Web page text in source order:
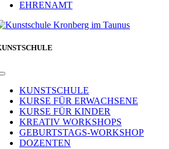
EHRENAMT
Toggle
NavigationKUNSTSCHULE
KURSE FÜR ERWACHSENE
KURSE FÜR KINDER
KREATIV WORKSHOPS
GEBURTSTAGS-WORKSHOP
DOZENTEN